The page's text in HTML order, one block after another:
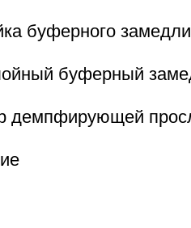
буферного
буферный
демпфирующей